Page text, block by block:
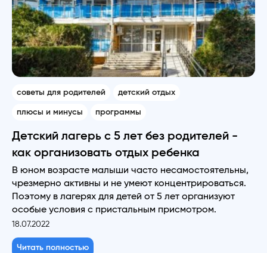
советы для родителей детский отдых
плюсы и минусы программы
Детский лагерь с 5 лет без родителей -
как организовать отдых ребенка
В юном возрасте малыши часто несамостоятельны,
чрезмерно активны и не умеют концентрироваться.
Поэтому в лагерях для детей от 5 лет организуют
особые условия с пристальным присмотром.
18.07.2022
Читать полностью